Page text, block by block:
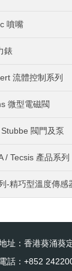
噴嘴
錶
流體控制系列
微型電磁閥
閥門及泵
/ Tecsis 產品系列
-精巧型溫度傳感
址：香港葵涌葵
電話：+852